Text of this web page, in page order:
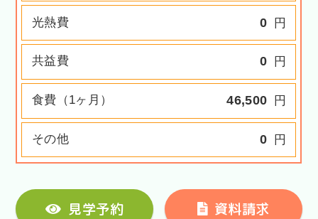
光熱費 0 円
共益費 0 円
食費（1ヶ月） 46,500 円
その他 0 円
見学予約 資料請求